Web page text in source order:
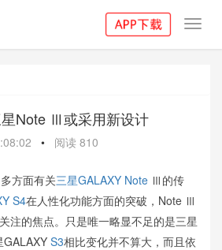
Note Ⅲ或采用新设计
• 阅读 810
方面有关三星GALAXY Note Ⅲ的传
S4在人性化功能方面的突破，Note Ⅲ
注的焦点。只是唯一略显不足的是三星
GALAXY S3相比变化并不算大，而且依